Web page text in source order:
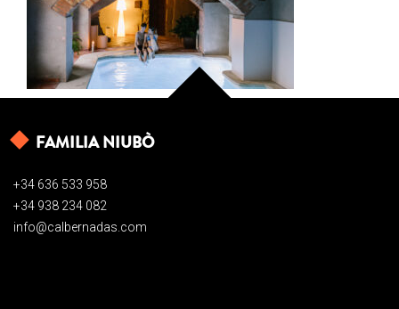
FAMILIA NIUBÒ
+34 636 533 958
+34 938 234 082
info@calbernadas.com